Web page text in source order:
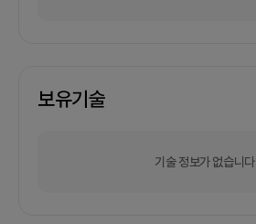
보유기술
기술 정보가 없습니다